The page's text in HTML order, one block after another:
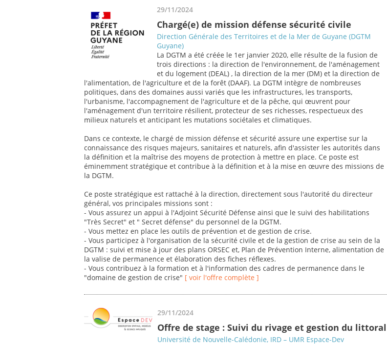
29/11/2024
Chargé(e) de mission défense sécurité civile
Direction Générale des Territoires et de la Mer de Guyane (DGTM
Guyane)
La DGTM a été créée le 1er janvier 2020, elle résulte de la fusion de
trois directions : la direction de l'environnement, de l'aménagement
et du logement (DEAL) , la direction de la mer (DM) et la direction de
l'alimentation, de l'agriculture et de la forêt (DAAF). La DGTM intègre de nombreuses
politiques, dans des domaines aussi variés que les infrastructures, les transports,
l'urbanisme, l'accompagnement de l'agriculture et de la pêche, qui œuvrent pour
l'aménagement d'un territoire résilient, protecteur de ses richesses, respectueux des
milieux naturels et anticipant les mutations sociétales et climatiques.
Dans ce contexte, le chargé de mission défense et sécurité assure une expertise sur la
connaissance des risques majeurs, sanitaires et naturels, afin d'assister les autorités dans
la définition et la maîtrise des moyens de protection à mettre en place. Ce poste est
éminemment stratégique et contribue à la définition et à la mise en œuvre des missions de
la DGTM.
Ce poste stratégique est rattaché à la direction, directement sous l'autorité du directeur
général, vos principales missions sont :
- Vous assurez un appui à l'Adjoint Sécurité Défense ainsi que le suivi des habilitations
"Très Secret" et " Secret défense" du personnel de la DGTM.
- Vous mettez en place les outils de prévention et de gestion de crise.
- Vous participez à l'organisation de la sécurité civile et de la gestion de crise au sein de la
DGTM : suivi et mise à jour des plans ORSEC et, Plan de Prévention Interne, alimentation de
la valise de permanence et élaboration des fiches réflexes.
- Vous contribuez à la formation et à l'information des cadres de permanence dans le
"domaine de gestion de crise" [ voir l'offre complète ]
29/11/2024
Offre de stage : Suivi du rivage et gestion du littoral
Université de Nouvelle-Calédonie, IRD – UMR Espace-Dev